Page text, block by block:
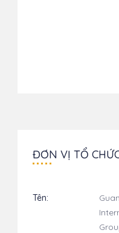
ĐƠN VỊ TỔ
Tên: